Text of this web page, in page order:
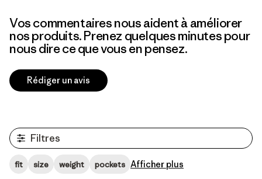
Vos commentaires nous aident à améliorer
nos produits. Prenez quelques minutes pour
nous dire ce que vous en pensez.
Rédiger un avis
Filtres
fit size weight pockets Afficher plus